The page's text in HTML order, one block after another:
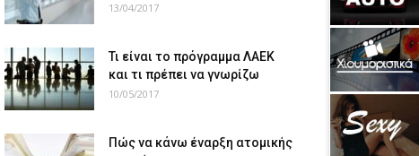
13/04/2017
Τι είναι το πρόγραμμα ΛΑΕΚ
και τι πρέπει να γνωρίζω
10/05/2017
Πώς να κάνω έναρξη ατομικής